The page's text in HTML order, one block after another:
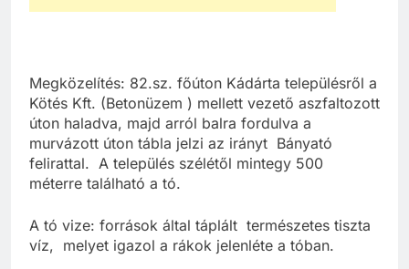
Megközelítés: 82.sz. főúton Kádárta településről a
Kötés Kft. (Betonüzem ) mellett vezető aszfaltozott
úton haladva, majd arról balra fordulva a
murvázott úton tábla jelzi az irányt Bányató
felirattal. A település szélétől mintegy 500
méterre található a tó.
A tó vize: források által táplált természetes tiszta
víz, melyet igazol a rákok jelenléte a tóban.